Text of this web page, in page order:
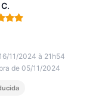
de 5
11/2024 à 21h54
de 05/11/2024